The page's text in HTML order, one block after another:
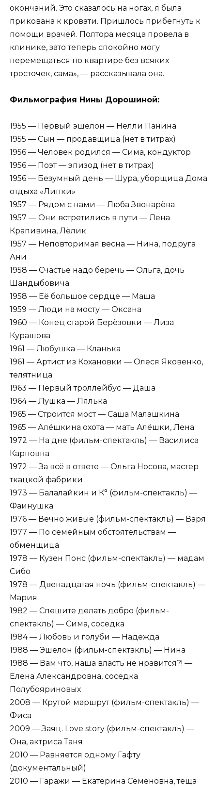
окончаний. Это сказалось на ногах, я была
прикована к кровати. Пришлось прибегнуть к
помощи врачей. Полтора месяца провела в
клинике, зато теперь спокойно могу
перемещаться по квартире без всяких
тросточек, сама», — рассказывала она.
Фильмография Нины Дорошиной:
1955 — Первый эшелон — Нелли Панина
1955 — Сын — продавщица (нет в титрах)
1956 — Человек родился — Сима, кондуктор
1956 — Поэт — эпизод (нет в титрах)
1956 — Безумный день — Шура, уборщица Дома
отдыха «Липки»
1957 — Рядом с нами — Люба Звонарёва
1957 — Они встретились в пути — Лена
Крапивина, Лёлик
1957 — Неповторимая весна — Нина, подруга
Ани
1958 — Счастье надо беречь — Ольга, дочь
Шандыбовича
1958 — Её большое сердце — Маша
1959 — Люди на мосту — Оксана
1960 — Конец старой Берёзовки — Лиза
Курашова
1961 — Любушка — Кланька
1961 — Артист из Кохановки — Олеся Яковенко,
телятница
1963 — Первый троллейбус — Даша
1964 — Лушка — Лялька
1965 — Строится мост — Саша Малашкина
1965 — Алёшкина охота — мать Алёшки, Лена
1972 — На дне (фильм-спектакль) — Василиса
Карповна
1972 — За всё в ответе — Ольга Носова, мастер
ткацкой фабрики
1973 — Балалайкин и К° (фильм-спектакль) —
Фаинушка
1976 — Вечно живые (фильм-спектакль) — Варя
1977 — По семейным обстоятельствам —
обменщица
1978 — Кузен Понс (фильм-спектакль) — мадам
Сибо
1978 — Двенадцатая ночь (фильм-спектакль) —
Мария
1982 — Спешите делать добро (фильм-
спектакль) — Сима, соседка
1984 — Любовь и голуби — Надежда
1988 — Эшелон (фильм-спектакль) — Нина
1988 — Вам что, наша власть не нравится?! —
Елена Александровна, соседка
Полубояриновых
2008 — Крутой маршрут (фильм-спектакль) —
Фиса
2009 — Заяц. Love story (фильм-спектакль) —
Она, актриса Таня
2010 — Равняется одному Гафту
(документальный)
2010 — Гаражи — Екатерина Семёновна, тёща